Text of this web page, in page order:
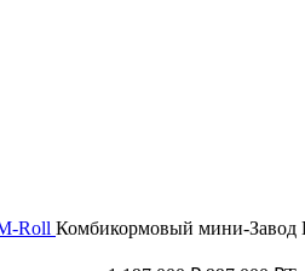
Roll Комбикормовый мини-